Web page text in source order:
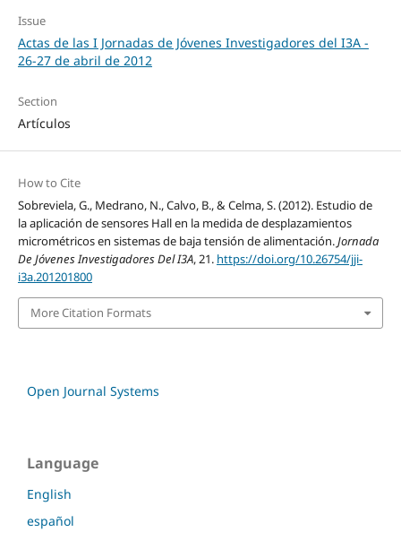
Issue
Actas de las I Jornadas de Jóvenes Investigadores del I3A -
26‐27 de abril de 2012
Section
Artículos
How to Cite
Sobreviela, G., Medrano, N., Calvo, B., & Celma, S. (2012). Estudio de
la aplicación de sensores Hall en la medida de desplazamientos
micrométricos en sistemas de baja tensión de alimentación.Jornada
De Jóvenes Investigadores Del I3A, 21. https://doi.org/10.26754/jji-
i3a.201201800
More Citation Formats
Open Journal Systems
Language
English
español